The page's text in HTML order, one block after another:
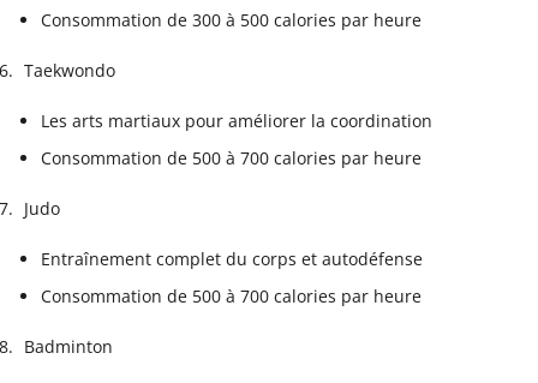
Consommation de 300 à 500 calories par heure
Taekwondo
Les arts martiaux pour améliorer la coordination
Consommation de 500 à 700 calories par heure
Judo
Entraînement complet du corps et autodéfense
Consommation de 500 à 700 calories par heure
Badminton